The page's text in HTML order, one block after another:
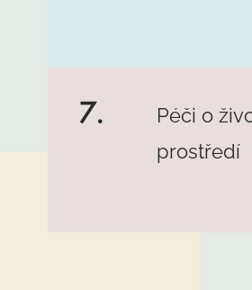
7.
Péči o
prostředí